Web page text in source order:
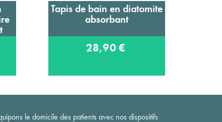
Ajouter au panier
Tapis de bain en diatomite
absorbant
28,90 €
le domicile des patients avec nos dispositifs